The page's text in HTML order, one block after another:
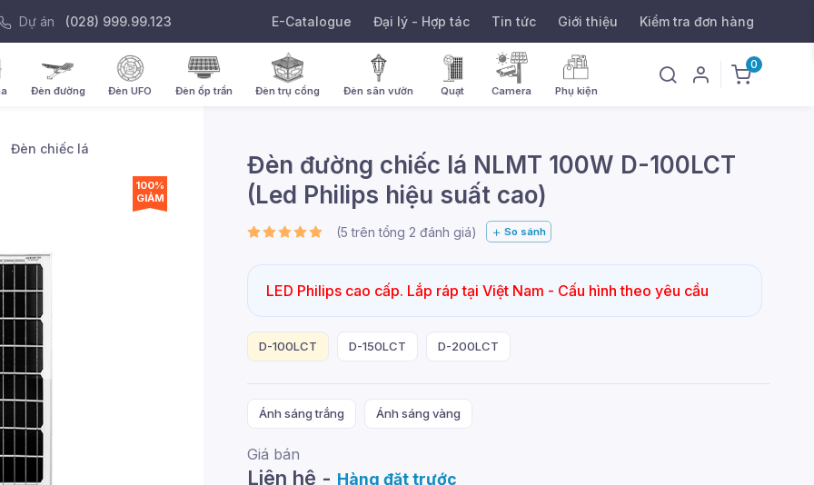
Dự án (028) 999.99.123 E-Catalogue Đại lý - Hợp tác Tin tức Giới thiệu Kiểm tra đơn hàng
0
Đèn đường Đèn UFO Đèn ốp trần Đèn trụ cổng Đèn sân vườn Quạt Camera Phụ kiện
Đèn chiếc lá
100%
GIẢM
Đèn đường chiếc lá NLMT 100W D-100LCT
(Led Philips hiệu suất cao)
(5 trên tổng 2 đánh giá) So sánh
LED Philips cao cấp. Lắp ráp tại Việt Nam - Cấu hình theo yêu cầu
D-100LCT D-150LCT D-200LCT
Ánh sáng trắng Ánh sáng vàng
Giá bán
Liên hệ - Hàng đặt trước